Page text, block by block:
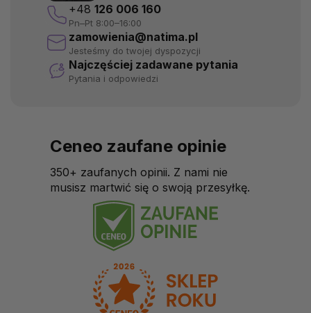
+48 126 006 160
Pn–Pt 8:00–16:00
zamowienia@natima.pl
Jesteśmy do twojej dyspozycji
Najczęściej zadawane pytania
Pytania i odpowiedzi
Ceneo zaufane opinie
350+ zaufanych opinii. Z nami nie
musisz martwić się o swoją przesyłkę.